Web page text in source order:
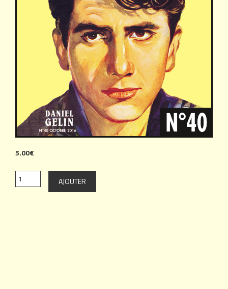
5.00€